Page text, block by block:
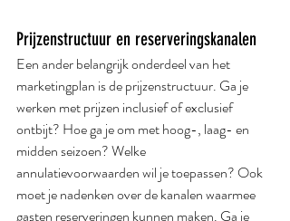
Prijzenstructuur en reserveringskanalen
Een ander belangrijk onderdeel van het
marketingplan is de prijzenstructuur. Ga je
werken met prijzen inclusief of exclusief
ontbijt? Hoe ga je om met hoog-, laag- en
midden seizoen? Welke
annulatievoorwaarden wil je toepassen? Ook
moet je nadenken over de kanalen waarmee
gasten reserveringen kunnen maken. Ga je